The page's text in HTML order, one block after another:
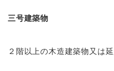
三号建築物
２階以上の木造建築物又は